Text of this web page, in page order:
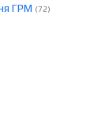
ГРМ (72)